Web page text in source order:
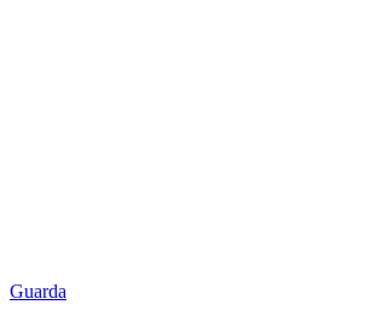
Guarda